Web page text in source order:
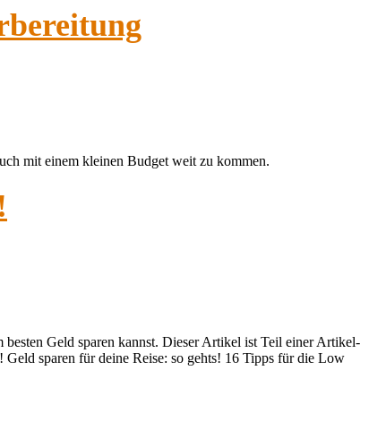
mit einem kleinen Budget weit zu kommen.
Geld sparen kannst. Dieser Artikel ist Teil einer Artikel-
sparen für deine Reise: so gehts! 16 Tipps für die Low